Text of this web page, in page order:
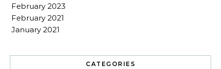
February 2023
February 2021
January 2021
CATEGORIES